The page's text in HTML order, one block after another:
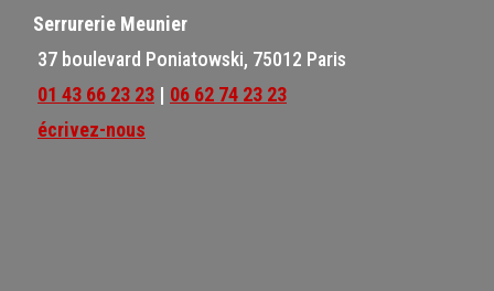
Serrurerie Meunier
37 boulevard Poniatowski, 75012 Paris
01 43 66 23 23 | 06 62 74 23 23
écrivez-nous